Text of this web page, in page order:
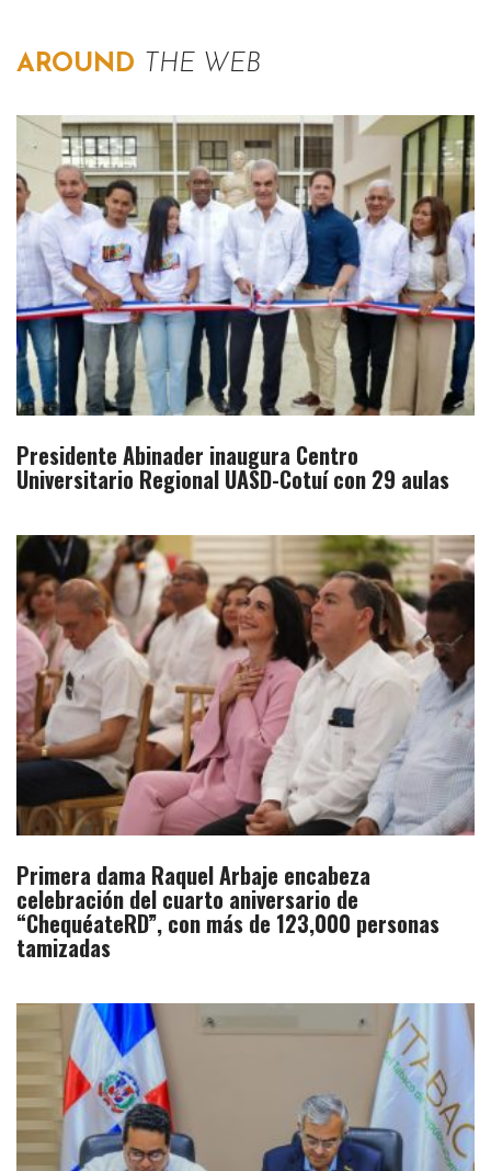
AROUND THE WEB
Presidente Abinader inaugura Centro
Universitario Regional UASD-Cotuí con 29 aulas
Primera dama Raquel Arbaje encabeza
celebración del cuarto aniversario de
“ChequéateRD”, con más de 123,000 personas
tamizadas